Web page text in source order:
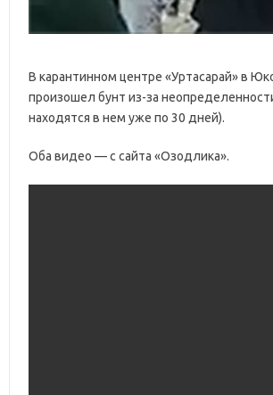
В карантинном центре «Уртасарай» в
произошел бунт из-за
находятся в нем уже по 30 дней).
Оба видео — с сайта «Озодлика».